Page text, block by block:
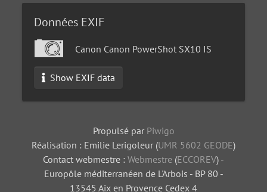
Données EXIF
Canon Canon PowerShot SX10 IS
Show EXIF data
Propulsé par Piwigo
Réalisation : Emilie Lerigoleur (UMR 5602 GEODE)
Contact webmestre : Webmestre (ECCOREV) -
Europôle méditerranéen de L'Arbois - BP 80 -
13545 Aix en Provence Cedex 4